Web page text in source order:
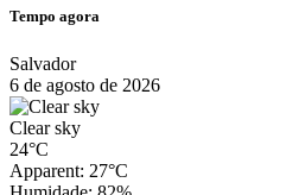
Tempo agora
Salvador
6 de agosto de 2026
Clear sky
24°C
Apparent: 27°C